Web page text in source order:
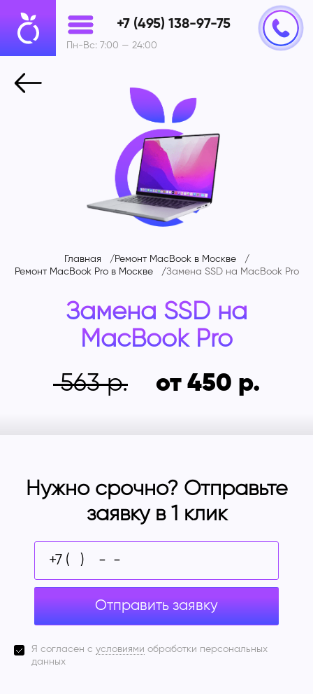
+7 (495) 138-97-75
Пн-Вс: 7:00 — 24:00
Главная
Ремонт MacBook в Москве
Ремонт MacBook Pro в Москве
Замена SSD на MacBook Pro
Замена SSD на
MacBook Pro
563
от 450
Нужно срочно? Отправьте
заявку в 1 клик
Отправить заявку
Я согласен с условиями обработки персональных
данных